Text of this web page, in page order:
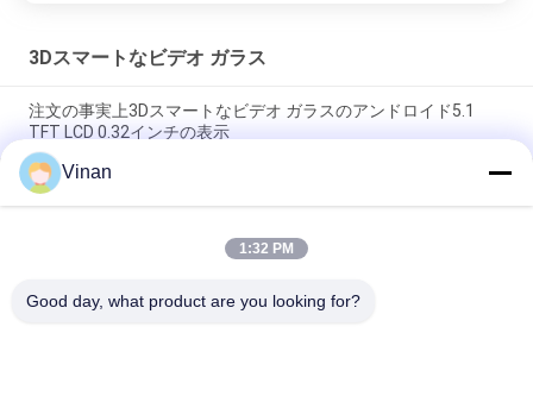
3Dスマートなビデオ ガラス
注文の事実上3Dスマートなビデオ ガラスのアンドロイド5.1
TFT LCD 0.32インチの表示
WIFI/BluetoothのENMESI 3Dのバーチャル リアリティ ガラス高
リゾリューション1280*800 VR
TFT LCD 2.6" 6軸線のジャイロ スコープPMMAレンズの二重ス
Vinan
1:32 PM
Good day, what product are you looking for?